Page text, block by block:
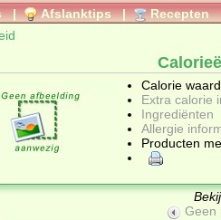
| Afslanktips | Recepten
Calorie
Extra calorie
Ingrediënten
Allergie
Producten
Geen